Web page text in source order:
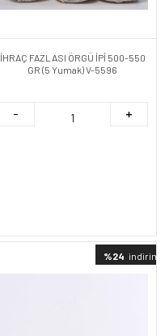
İHRAÇ FAZLASI ÖRGÜ İPİ 500-550
GR (5 Yumak) V-5596
%24 indirimli